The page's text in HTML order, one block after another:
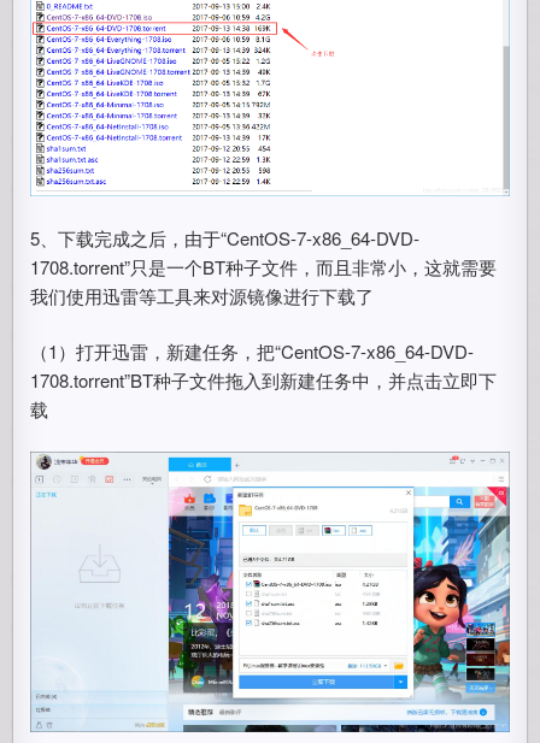
5、下载完成之后，由于“CentOS-7-x86_64-DVD-
1708.torrent”只是一个BT种子文件，而且非常小，这就需要
我们使用迅雷等工具来对源镜像进行下载了
（1）打开迅雷，新建任务，把“CentOS-7-x86_64-DVD-
1708.torrent”BT种子文件拖入到新建任务中，并点击立即下
载